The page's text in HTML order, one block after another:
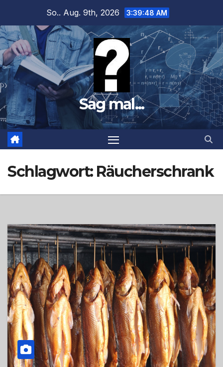
springen
So.. Aug. 9th, 2026 3:39:49 AM
Sag mal...
Schlagwort: Räucherschrank